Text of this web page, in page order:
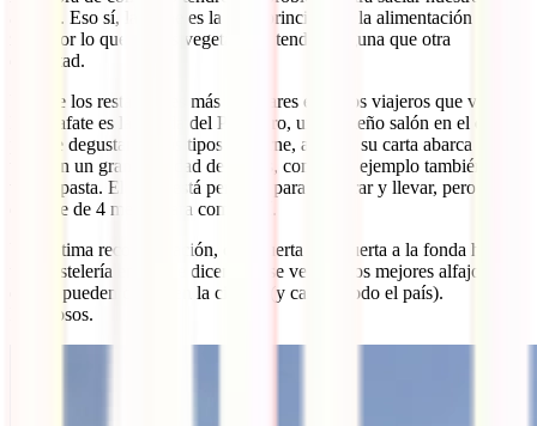
apetito. Eso sí, la carne es la base principal de la alimentación de la
zona por lo que si eres vegetariano tendrás alguna que otra
dificultad.
Uno de los restaurantes más populares entre los viajeros que visitan
El Calafate es la Fonda del Parrillero, un pequeño salón en el que es
posible degustar varios tipos de carne, aunque su carta abarca
también un gran variedad de platos, como por ejemplo también se
vende pasta. El lugar está pensado para comprar y llevar, pero
dispone de 4 mesas para comer allí.
Una última recomendación, casi puerta con puerta a la fonda hay
una pastelería en la que dicen que se venden los mejores alfajores
que se pueden comer en la ciudad (y casi en todo el país).
Deliciosos.